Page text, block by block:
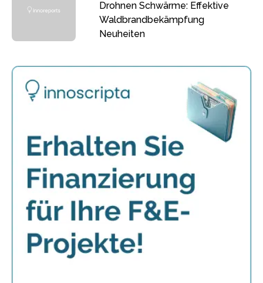
Drohnen Schwärme: Effektive
Waldbrandbekämpfung
Neuheiten